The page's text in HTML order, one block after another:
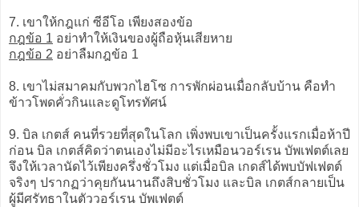
7. เขาให้กฎแก่ ซีอีโอ เพียงสองข้อ
กฎข้อ 1 อย่าทำให้เงินของผู้ถือหุ้นเสียหาย
กฎข้อ 2 อย่าลืมกฎข้อ 1
8. เขาไม่สมาคมกับพวกไฮโซ การพักผ่อนเมื่อกลับบ้าน คือทำ
ข้าวโพดคั่วกินและดูโทรทัศน์
9. บิล เกตส์ คนที่รวยที่สุดในโลก เพิ่งพบเขาเป็นครั้งแรกเมื่อห้าปี
ก่อน บิล เกตส์คิดว่าตนเองไม่มีอะไรเหมือนวอร์เรน บัพเฟตต์เลย
จึงให้เวลานัดไว้เพียงครึ่งชั่วโมง แต่เมื่อบิล เกดส์ได้พบบัฟเฟตต์
จริงๆ ปรากฏว่าคุยกันนานถึงสิบชั่วโมง และบิล เกตส์กลายเป็น
ผู้มีศรัทธาในตัววอร์เรน บัพเฟตต์